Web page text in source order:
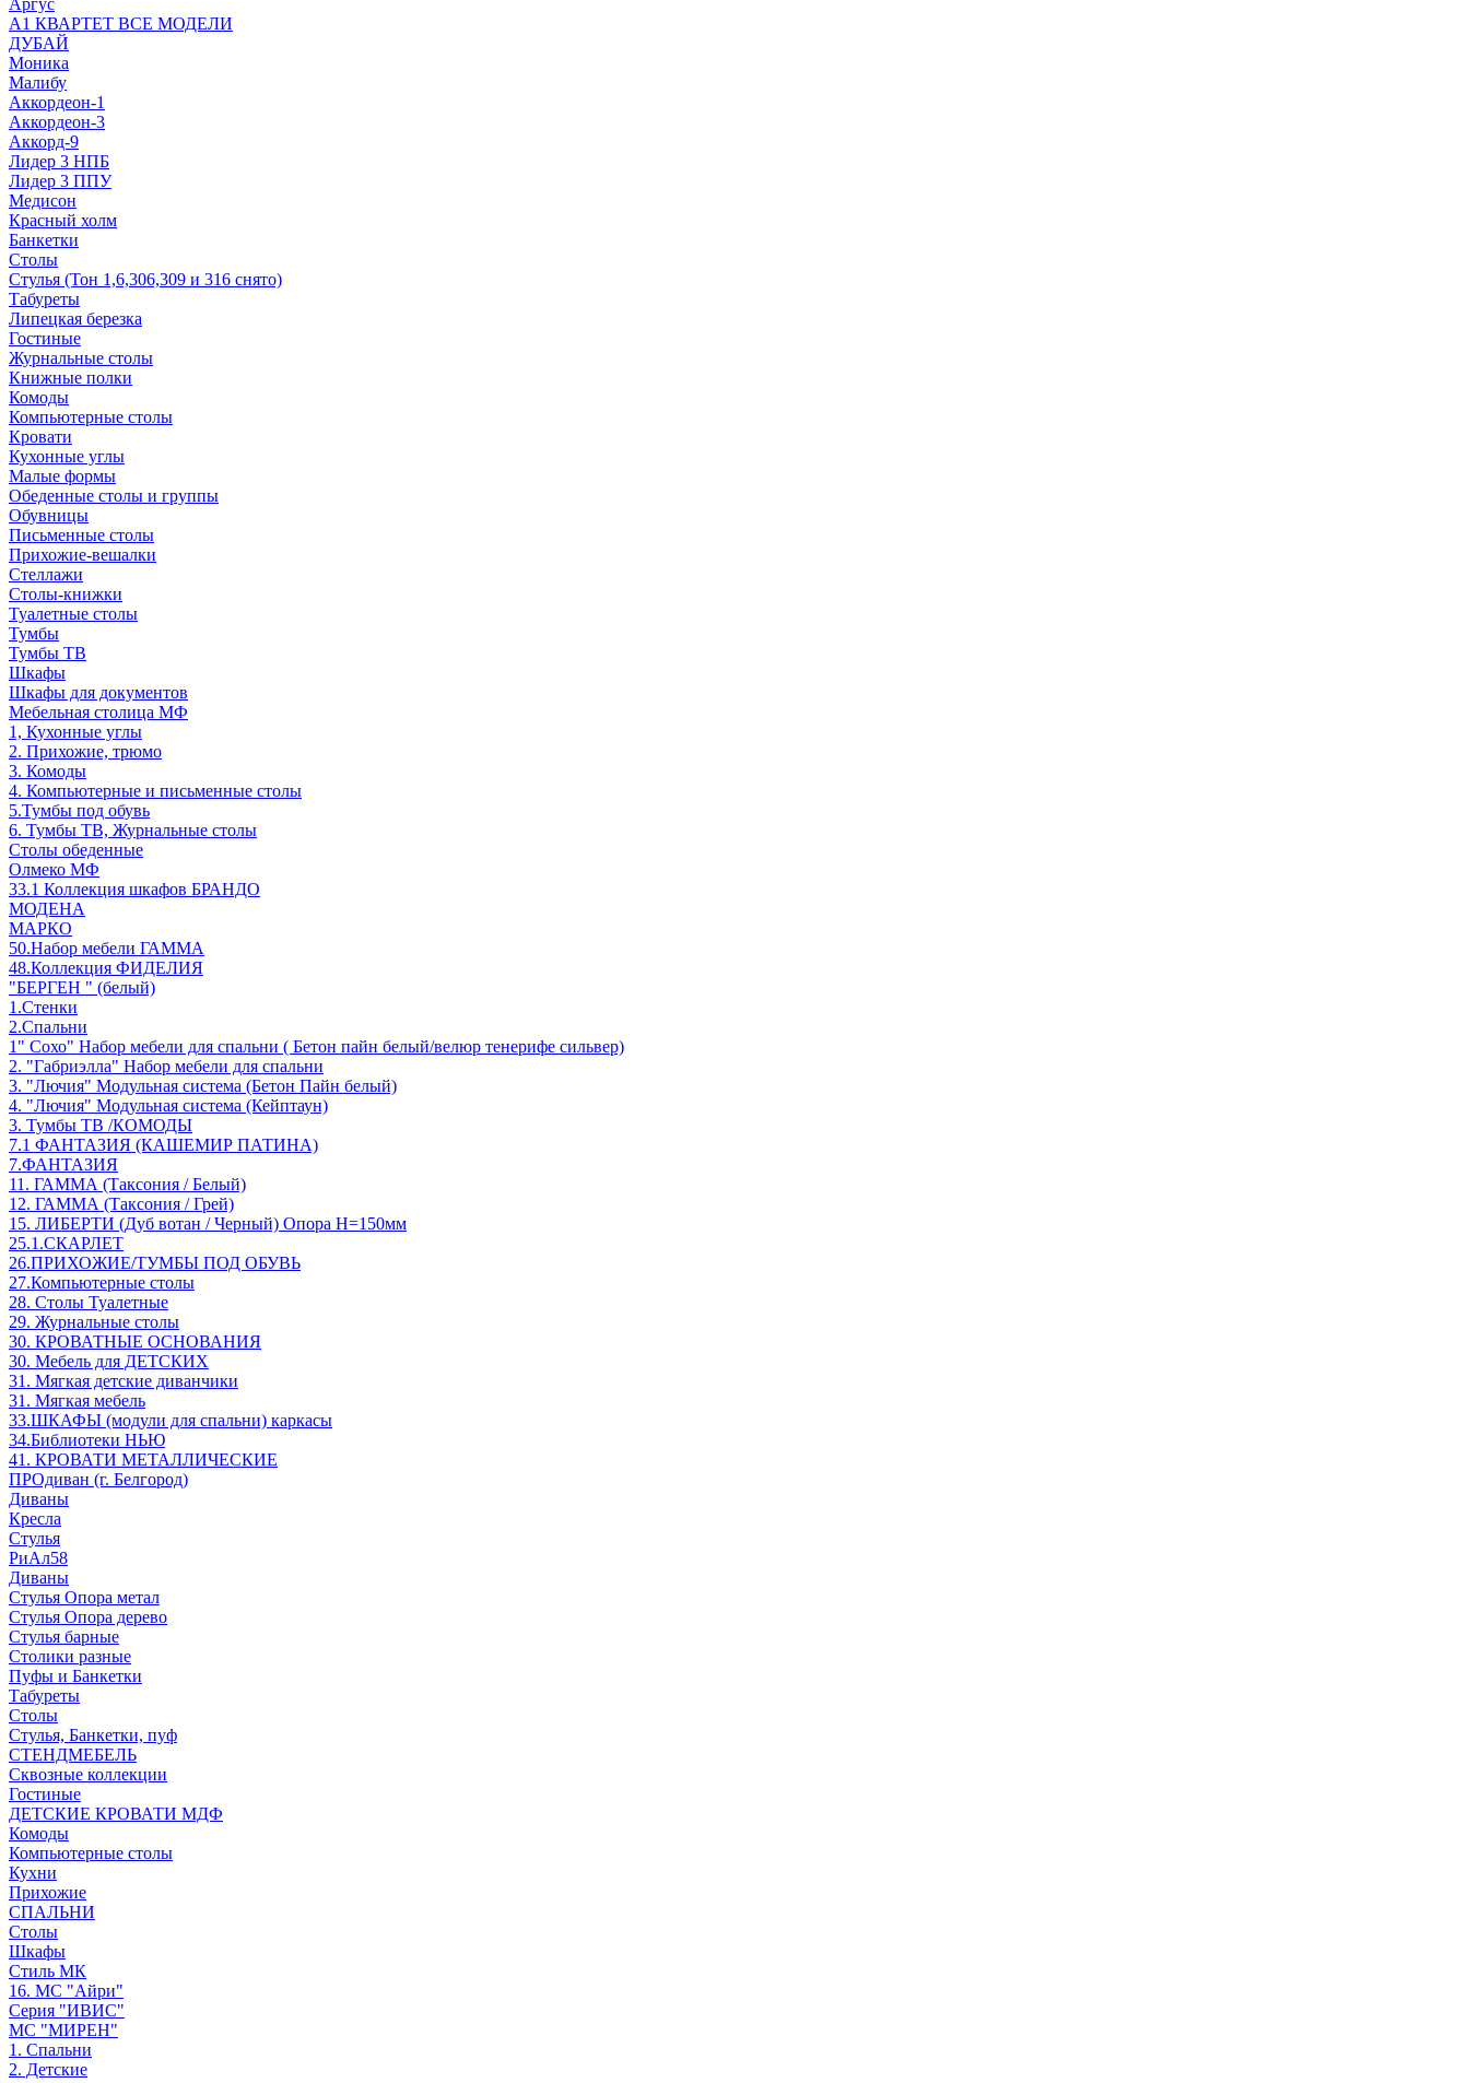
А1 КВАРТЕТ ВСЕ МОДЕЛИ
ДУБАЙ
Моника
Малибу
Аккордеон-1
Аккордеон-3
Аккорд-9
Лидер 3 НПБ
Лидер 3 ППУ
Медисон
Красный холм
Банкетки
Столы
Стулья (Тон 1,6,306,309 и 316 снято)
Табуреты
Липецкая березка
Гостиные
Журнальные столы
Книжные полки
Комоды
Компьютерные столы
Кровати
Кухонные углы
Малые формы
Обеденные столы и группы
Обувницы
Письменные столы
Прихожие-вешалки
Стеллажи
Столы-книжки
Туалетные столы
Тумбы
Тумбы ТВ
Шкафы
Шкафы для документов
Мебельная столица МФ
1, Кухонные углы
2. Прихожие, трюмо
3. Комоды
4. Компьютерные и письменные столы
5.Тумбы под обувь
6. Тумбы ТВ, Журнальные столы
Столы обеденные
Олмеко МФ
33.1 Коллекция шкафов БРАНДО
МОДЕНА
МАРКО
50.Набор мебели ГАММА
48.Коллекция ФИДЕЛИЯ
"БЕРГЕН " (белый)
1.Стенки
2.Спальни
1" Сохо" Набор мебели для спальни ( Бетон пайн белый/велюр тенерифе сильвер)
2. "Габриэлла" Набор мебели для спальни
3. "Лючия" Модульная система (Бетон Пайн белый)
4. "Лючия" Модульная система (Кейптаун)
3. Тумбы ТВ /КОМОДЫ
7.1 ФАНТАЗИЯ (КАШЕМИР ПАТИНА)
7.ФАНТАЗИЯ
11. ГАММА (Таксония / Белый)
12. ГАММА (Таксония / Грей)
15. ЛИБЕРТИ (Дуб вотан / Черный) Опора Н=150мм
25.1.СКАРЛЕТ
26.ПРИХОЖИЕ/ТУМБЫ ПОД ОБУВЬ
27.Компьютерные столы
28. Столы Туалетные
29. Журнальные столы
30. КРОВАТНЫЕ ОСНОВАНИЯ
30. Мебель для ДЕТСКИХ
31. Мягкая детские диванчики
31. Мягкая мебель
33.ШКАФЫ (модули для спальни) каркасы
34.Библиотеки НЬЮ
41. КРОВАТИ МЕТАЛЛИЧЕСКИЕ
ПРОдиван (г. Белгород)
Диваны
Кресла
Стулья
РиАл58
Диваны
Стулья Опора метал
Стулья Опора дерево
Стулья барные
Столики разные
Пуфы и Банкетки
Табуреты
Столы
Стулья, Банкетки, пуф
СТЕНДМЕБЕЛЬ
Сквозные коллекции
Гостиные
ДЕТСКИЕ КРОВАТИ МДФ
Комоды
Компьютерные столы
Кухни
Прихожие
СПАЛЬНИ
Столы
Шкафы
Стиль МК
16. МС "Айри"
Серия "ИВИС"
МС "МИРЕН"
1. Спальни
2. Детские